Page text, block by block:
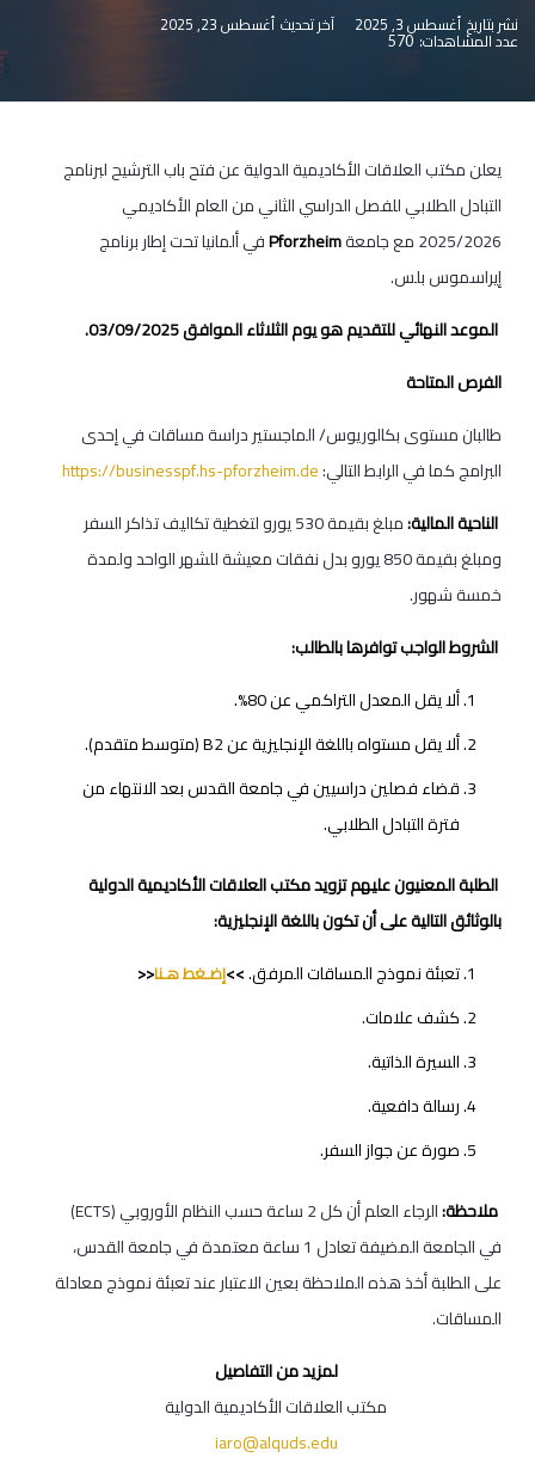
نشر بتاريخ أغسطس 3, 2025 آخر تحديث أغسطس 23, 2025
عدد المشاهدات: 570
يعلن مكتب العلاقات الأكاديمية الدولية عن فتح باب الترشيح لبرنامج
التبادل الطلابي للفصل الدراسي الثاني من العام الأكاديمي
2025/2026 مع جامعة
Pforzheimفي ألمانيا تحت إطار برنامج
إيراسموس بلس.
الموعد النهائي للتقديم هو يوم الثلاثاء الموافق 03/09/2025.
الفرص المتاحة
طالبان مستوى بكالوريوس/ الماجستير دراسة مساقات في إحدى
البرامج كما في الرابط التالي:https://businesspf.hs-pforzheim.de
الناحية المالية:
مبلغ بقيمة 530 يورو لتغطية تكاليف تذاكر السفر
ومبلغ بقيمة 850 يورو بدل نفقات معيشة للشهر الواحد ولمدة
خمسة شهور.
الشروط الواجب توافرها بالطالب:
ألا يقل المعدل التراكمي عن 80%.
ألا يقل مستواه باللغة الإنجليزية عن B2 (متوسط متقدم).
قضاء فصلين دراسيين في جامعة القدس بعد الانتهاء من
فترة التبادل الطلابي.
الطلبة المعنيون عليهم تزويد مكتب العلاقات الأكاديمية الدولية
بالوثائق التالية على أن تكون باللغة الإنجليزية:
تعبئة نموذج المساقات المرفق.>>إضـغط هـنا<<
كشف علامات.
السيرة الذاتية.
رسالة دافعية.
صورة عن جواز السفر.
ملاحظة:
الرجاء العلم أن كل 2 ساعة حسب النظام الأوروبي (ECTS)
في الجامعة المضيفة تعادل 1 ساعة معتمدة في جامعة القدس،
على الطلبة أخذ هذه الملاحظة بعين الاعتبار عند تعبئة نموذج معادلة
المساقات.
لمزيد من التفاصيل
مكتب العلاقات الأكاديمية الدولية
iaro@alquds.edu